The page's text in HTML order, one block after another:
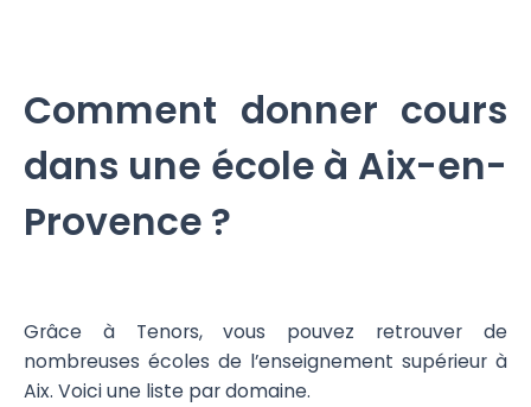
Comment donner cours
dans une école à Aix-en-
Provence ?
Grâce à Tenors, vous pouvez retrouver de
nombreuses écoles de l’enseignement supérieur à
Aix. Voici une liste par domaine.